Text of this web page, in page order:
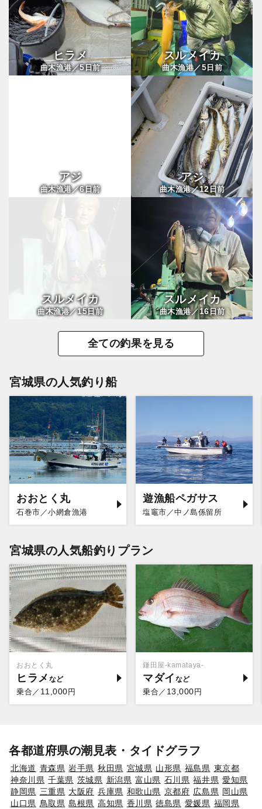
ヒラメ
曲木漁港／5日前
スルメイカ
曲木漁港／5日前
アジ
曲木漁港／6日前
アジ
曲木漁港／12日前
スルメイカ
曲木漁港／15日前
スルメイカ
曲木漁港／16日前
全ての釣果を見る
宮城県の人気釣り船
おおとく丸
石巻市／小網倉漁港
遊漁船ペガサス
塩竈市／中ノ島係留所
宮城県の人気船釣りプラン
おおとく丸
ヒラメ
乗合／ 11,000円
鎌田屋-kamataya-
マダイ
乗合／ 13,000円
各都道府県の潮見表・タイドグラフ
北海道 青森県 岩手県 秋田県 宮城県 山形県 福島県 東京都
神奈川県 千葉県 茨城県 新潟県 富山県 石川県 福井県 愛知県
静岡県 三重県 大阪府 兵庫県 和歌山県 京都府 広島県 岡山県
山口県 鳥取県 島根県 高知県 香川県 徳島県 愛媛県 福岡県